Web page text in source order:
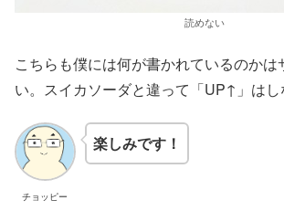
読めない
こちらも僕には何が書かれているのかは
い。スイカソーダと違って「UP↑」はし
チョッピー
楽しみです！